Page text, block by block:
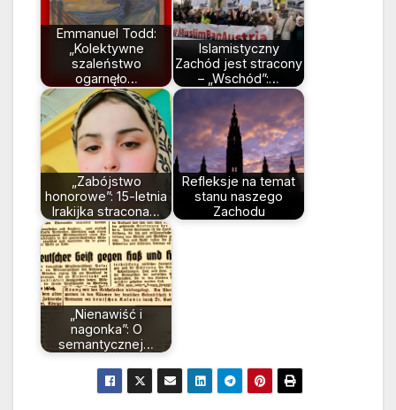
Emmanuel Todd:
„Kolektywne
szaleństwo
ogarnęło…
Islamistyczny
Zachód jest stracony
– „Wschód”:…
„Zabójstwo
honorowe”: 15-letnia
Irakijka stracona…
Refleksje na temat
stanu naszego
Zachodu
„Nienawiść i
nagonka”: O
semantycznej…